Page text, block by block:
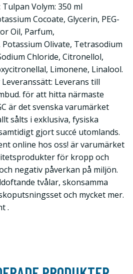
Volym: 350 ml
Cocoate, Glycerin, PEG-
Oil, Parfum,
Olivate, Tetrasodium
Chloride, Citronellol,
Limonene, Linalool.
Leverans till
för att hitta närmaste
är det svenska varumärket
sålts i exklusiva, fysiska
gjort succé utomlands.
online hos oss! är varumärket
för kropp och
negativ påverkan på miljön.
tvålar, skonsamma
och mycket mer.
.